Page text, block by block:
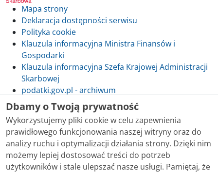
Mapa strony
Deklaracja dostępności serwisu
Polityka cookie
Klauzula informacyjna Ministra Finansów i
Gospodarki
Klauzula informacyjna Szefa Krajowej Administracji
Skarbowej
podatki.gov.pl - archiwum
Skontaktuj się z nami
Treści zamieszczone w serwisie udostępniamy
Dbamy o Twoją prywatność
Wykorzystujemy pliki cookie w celu zapewnienia
prawidłowego funkcjonowania naszej witryny oraz do
analizy ruchu i optymalizacji działania strony. Dzięki nim
możemy lepiej dostosować treści do potrzeb
użytkowników i stale ulepszać nasze usługi. Pamiętaj, że